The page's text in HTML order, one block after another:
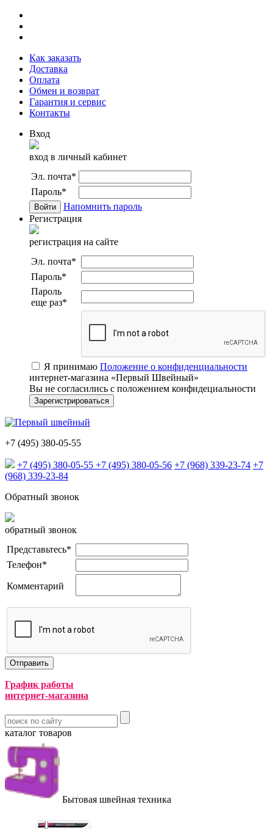
Как заказать
Доставка
Оплата
Обмен и возврат
Гарантия и сервис
Контакты
Вход
вход в личный кабинет
Эл. почта*
Пароль*
Напомнить пароль
Регистрация
регистрация на сайте
Эл. почта*
Пароль*
Пароль
еще раз*
Я принимаю Положение о конфиденциальности
интернет-магазина «Первый Швейный»
Вы не согласились с положением конфидециальности
+7 (495) 380-05-55
+7 (495) 380-05-55 +7 (495) 380-05-56 +7 (968) 339-23-74 +7
(968) 339-23-84
Обратный звонок
обратный звонок
Представьтесь*
Телефон*
Комментарий
График работы
интернет-магазина
каталог товаров
Бытовая швейная техника